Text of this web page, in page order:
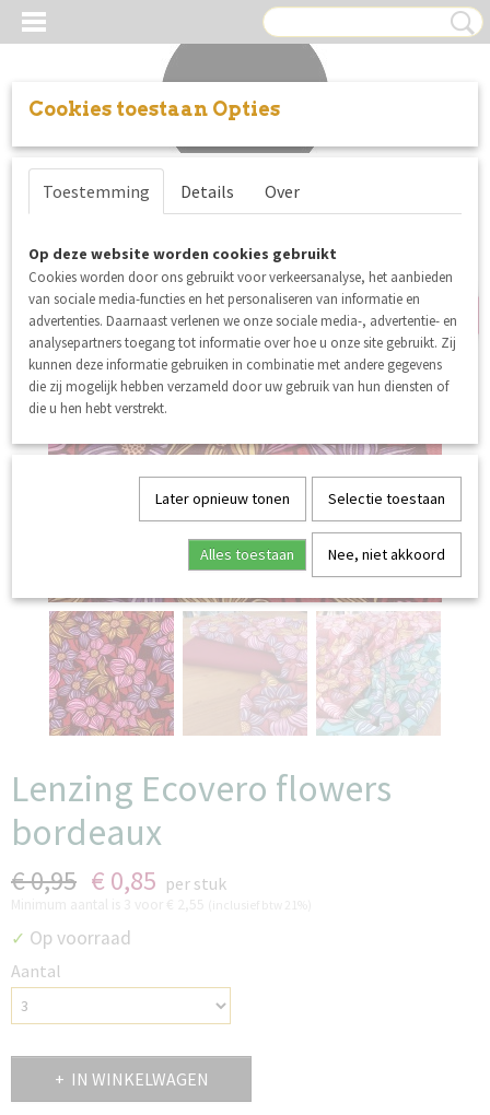
Inloggen Registreren
summer sale
Lenzing Ecovero flowers
bordeaux
€ 0,95 € 0,85 per stuk
✓ Op voorraad
Aantal
IN WINKELWAGEN
Cookies toestaan Opties
Toestemming Details Over
Op deze website worden cookies gebruikt
Cookies worden door ons gebruikt voor verkeersanalyse, het aanbieden
van sociale media-functies en het personaliseren van informatie en
advertenties. Daarnaast verlenen we onze sociale media-, advertentie- en
analysepartners toegang tot informatie over hoe u onze site gebruikt. Zij
kunnen deze informatie gebruiken in combinatie met andere gegevens
die zij mogelijk hebben verzameld door uw gebruik van hun diensten of
die u hen hebt verstrekt.
Later opnieuw tonen Selectie toestaan
Alles toestaan Nee, niet akkoord